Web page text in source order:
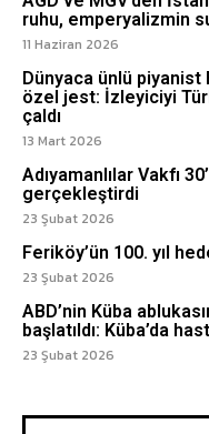
ruhu, emperyalizmin
11 Haziran 2026
Dünyaca ünlü piyanist
özel jest: İzleyiciyi
çaldı
13 Mart 2026
Adıyamanlılar Vakfı
gerçekleştirdi
23 Şubat 2026
Feriköy’ün 100. yıl
23 Şubat 2026
ABD’nin Küba
başlatıldı: Küba’da
23 Şubat 2026